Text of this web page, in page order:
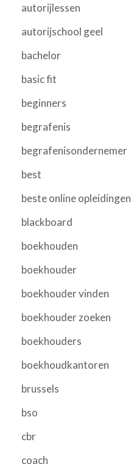
autorijlessen
autorijschool geel
bachelor
basic fit
beginners
begrafenis
begrafenisondernemer
best
beste online opleidingen
blackboard
boekhouden
boekhouder
boekhouder vinden
boekhouder zoeken
boekhouders
boekhoudkantoren
brussels
bso
cbr
coach